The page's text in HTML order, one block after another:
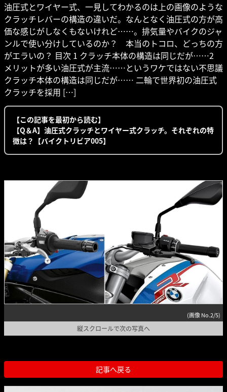
油圧式とワイヤー式、一見してわかるのは上の画像のような
クラッチレバーの構造の違いだ。なんとなく油圧式の方が高
価な感じがしなくもないけれど……。排気量やバイクのジャ
ンルで使い分けしているのか？ 本当のトコロ、どっちの方
がエラいの？ 目次 1 クラッチ本体の構造は同じだが……2
メリットが多い油圧式が主流……というワケではない不思議
クラッチ本体の構造は同じだが…… 二輪で世界初の油圧式
クラッチを採用 […]
【この記事を最初から読む】
【Q＆A】油圧式クラッチとワイヤー式クラッチ。それぞれの特
徴は？【バイクトリビア005】
(画像 No.2/5)
縦スクロールで次の写真へ
記事へ戻る